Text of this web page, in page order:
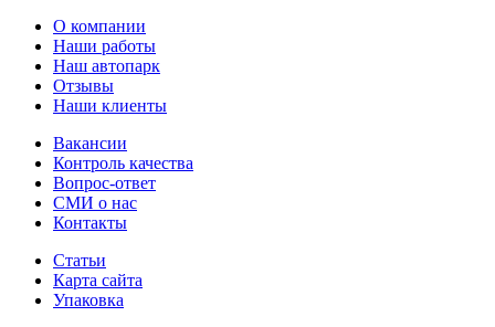
О компании
Наши работы
Наш автопарк
Отзывы
Наши клиенты
Вакансии
Контроль качества
Вопрос-ответ
СМИ о нас
Контакты
Статьи
Карта сайта
Упаковка